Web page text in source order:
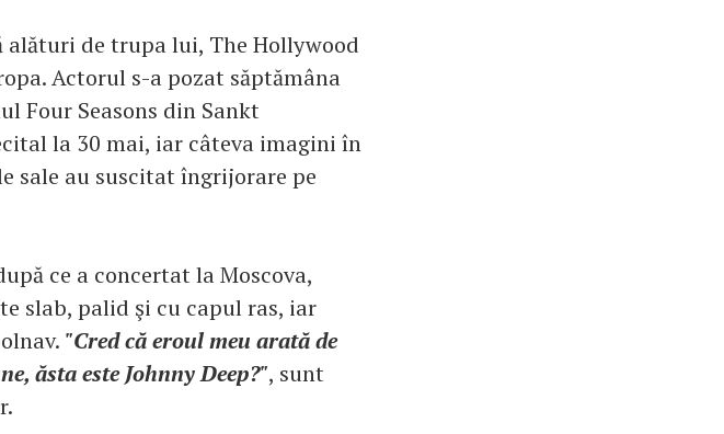
alături de trupa lui, The Hollywood
Actorul s-a pozat săptămâna
Four Seasons din Sankt
la 30 mai, iar câteva imagini în
sale au suscitat îngrijorare pe
ce a concertat la Moscova,
slab, palid şi cu capul ras, iar
"Cred că eroul meu arată de
ăsta este Johnny Deep?", sunt